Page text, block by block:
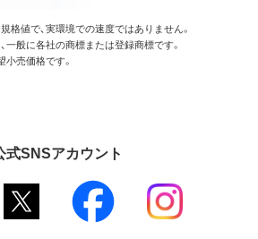
値で、実環境での速度ではありません。
般に各社の商標または登録商標です。
売価格です。
式SNSアカウント